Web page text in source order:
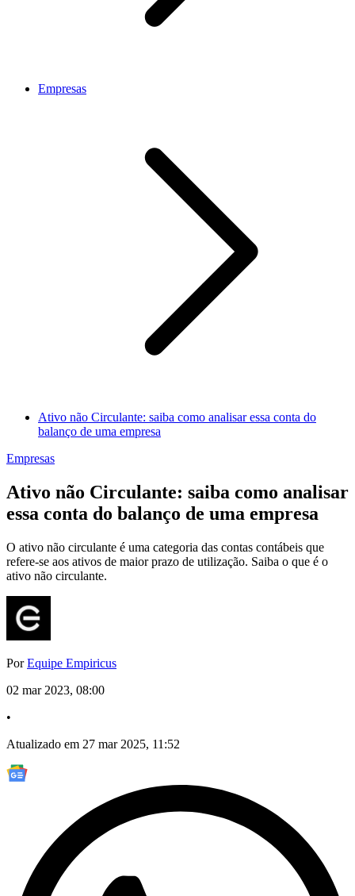
Empresas
Ativo não Circulante: saiba como analisar essa conta do
balanço de uma empresa
Empresas
Ativo não Circulante: saiba como analisar
essa conta do balanço de uma empresa
O ativo não circulante é uma categoria das contas contábeis que
refere-se aos ativos de maior prazo de utilização. Saiba o que é o
ativo não circulante.
PorEquipe Empiricus
02 mar 2023, 08:00
•
Atualizado em 27 mar 2025, 11:52